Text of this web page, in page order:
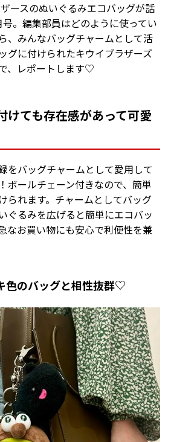
ースのぬいぐるみエコバッグが話
。編集部員はどのように使ってい
、みんなバッグチャームとして活
グに付けられたキウイブラザーズ
、レポートします♡
けても存在感があって可愛
をバッグチャームとして愛用して
ボールチェーン付きなので、簡単
られます。チャームとしてバッグ
ぐるみを広げると簡単にエコバッ
なお買い物にも安心で利便性を兼
色のバッグと相性抜群♡